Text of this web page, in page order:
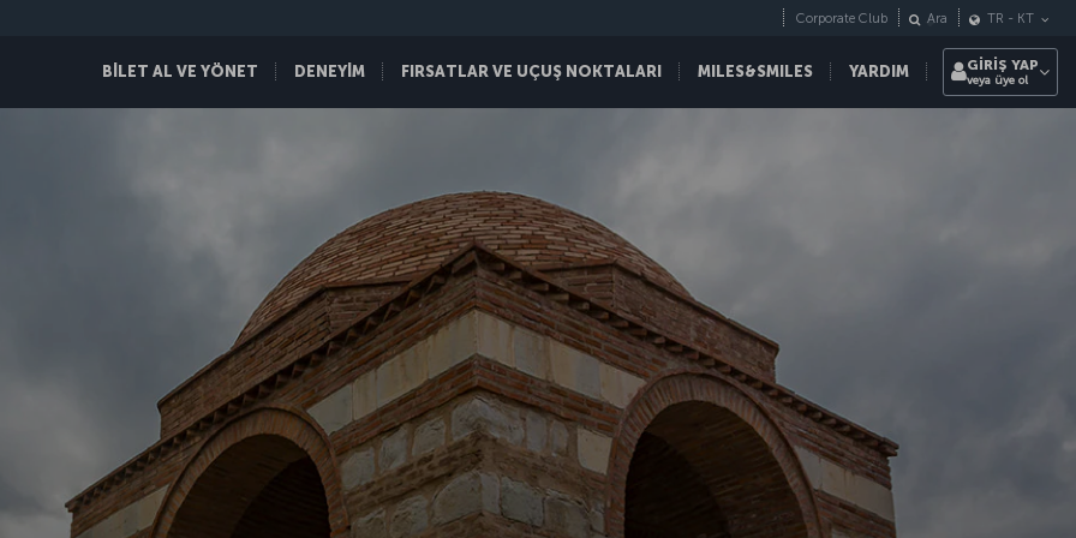
BİLET AL VE YÖNET DENEYİM FIRSATLAR VE UÇUŞ NOKTALARI MILES&SMILES YARDIM
Corporate Club Ara TR - KT
GİRİŞ YAP
veya üye ol